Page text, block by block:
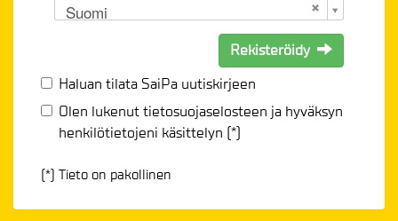
Suomi
Rekisteröidy
Haluan tilata SaiPa uutiskirjeen
Olen lukenuttietosuojaselosteen ja hyväksyn
henkilötietojeni käsittelyn (*)
(*) Tieto on pakollinen